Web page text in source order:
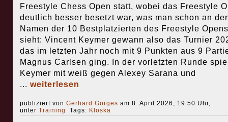
Freestyle Chess Open statt, wobei das Freestyle
deutlich besser besetzt war, was man schon an
Namen der 10 Bestplatzierten des Freestyle Opens
sieht: Vincent Keymer gewann also das Turnier
das im letzten Jahr noch mit 9 Punkten aus 9
Magnus Carlsen ging. In der vorletzten Runde
Keymer mit weiß gegen Alexey Sarana und
... weiterlesen
publiziert von Gerhard Gorges am 8. April 2026, 19:50 Uhr,
unter Training Tags: Kloska